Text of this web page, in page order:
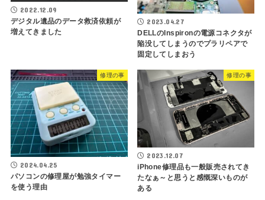
2022.12.09
デジタル遺品のデータ救済依頼が
増えてきました
2023.04.27
DELLのInspironの電源コネクタが
陥没してしまうのでプラリペアで
固定してしまおう
修理の事
2024.04.25
パソコンの修理屋が勉強タイマー
を使う理由
修理の事
2023.12.07
iPhone修理品も一般販売されてき
たなぁ～と思うと感慨深いものが
ある